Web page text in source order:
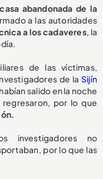
casa abandonada de la
a las autoridades
a los cadaveres, la
de las víctimas,
de la Sijín
salido en la noche
por lo que
investigadores no
por lo que las